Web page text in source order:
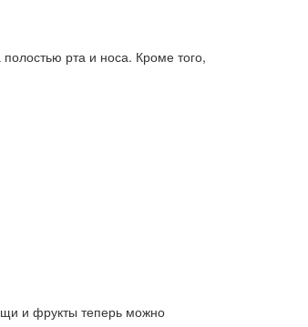
рта и носа. Кроме того,
и фрукты теперь можно